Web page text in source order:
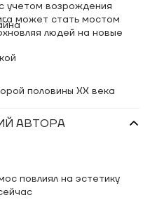
учетом возрождения
может стать мостом
людей на новые
половины XX века
АВТОРА
повлиял на эстетику